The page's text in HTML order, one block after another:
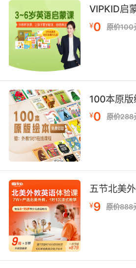
常见结果是：单词背得快忘得
不上指令，开口更没信心。
合校内进度，也要保留每天
子口语互动。听力像地基，
读、语法都会摇晃。 10岁以
需要策略与反馈 四五年级甚
语，家长最怕“起步晚追不上
子理解力更强、学习策略更成
规则、能自我管理；难点是
显，自尊心更强，更怕开口
期、强反馈”的方式：每天可
音跟读与纠音、用固定句型
孩子感兴趣的内容做阅读与
题海。大孩子更需要看见进
持。 判断“现在就合适”的三个
家长可以用三个信号判断是否
启蒙： 1）亲子互动能否专注
完一首歌或一本短绘本。2）
动作，哪怕只是哼两句、学一
事、动画、游戏有兴趣，愿
两个信号，就可以启动启蒙
VIPKID启
¥0 原价100
100本原版
¥0 原价288
五节北美
¥9 原价888